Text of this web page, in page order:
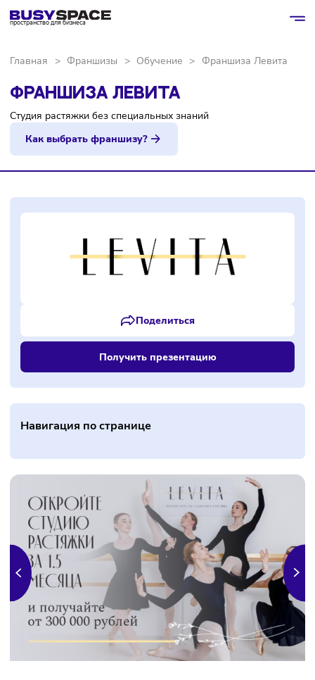
пространство для бизнеса
Главная > Франшизы > Обучение > Франшиза
ФРАНШИЗА ЛЕВИТА
Студия растяжки без специальных знаний
Как выбрать франшизу?
Поделиться
Навигация по странице